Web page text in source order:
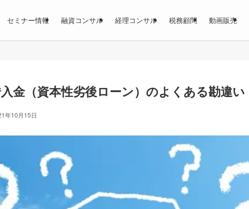
セミナー情報 融資コンサル 経理コンサル 税務顧問 動画販売
金（資本性劣後ローン）のよくある勘違い
年10月15日